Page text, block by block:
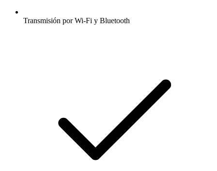
Transmisión por Wi-Fi y Bluetooth